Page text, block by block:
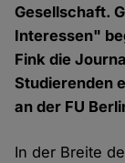
Gesellschaft.
Interessen"
Fink die
Studierenden
an der FU
In der Breite